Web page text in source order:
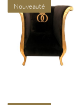
Nouveauté